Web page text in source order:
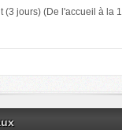
(3 jours) (De l'accueil à la